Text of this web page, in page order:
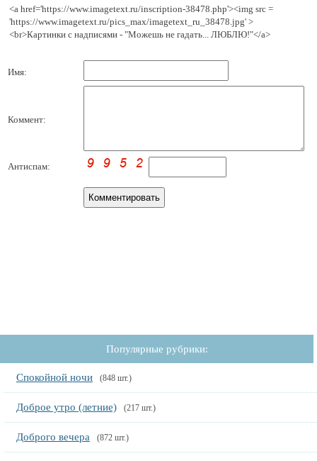
<a href='https://www.imagetext.ru/inscription-38478.php'><img src =
'https://www.imagetext.ru/pics_max/imagetext_ru_38478.jpg' >
<br>Картинки с надписями - "Можешь не гадать... ЛЮБЛЮ!"</a>
Имя:
Коммент:
Антиспам:
Популярные рубрики:
Спокойной ночи (848 шт.)
Доброе утро (летние) (217 шт.)
Доброго вечера (872 шт.)